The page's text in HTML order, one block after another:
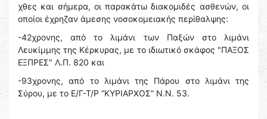
χθες και σήμερα, οι παρακάτω διακομιδές ασθενών, οι
οποίοι έχρηζαν άμεσης νοσοκομειακής περίθαλψης:
-42χρονης, από το λιμάνι των Παξών στο λιμάνι
Λευκίμμης της Κέρκυρας, με το ιδιωτικό σκάφος "ΠΑΞΟΣ
ΕΞΠΡΕΣ" Λ.Π. 820 και
-93χρονης, από το λιμάνι της Πάρου στο λιμάνι της
Σύρου, με το Ε/Γ-Τ/Ρ “ΚΥΡΙΑΡΧΟΣ” Ν.Ν. 53.